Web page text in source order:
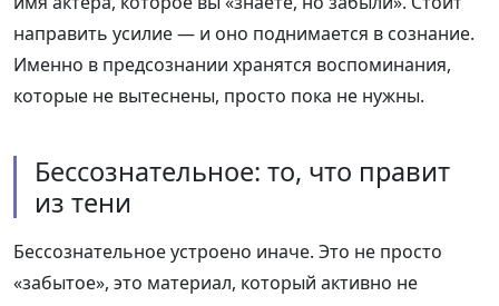
направить усилие — и оно поднимается в сознание.
Именно в предсознании хранятся воспоминания,
которые не вытеснены, просто пока не нужны.
Бессознательное: то, что правит
из тени
Бессознательное устроено иначе. Это не просто
«забытое», это материал, который активно не